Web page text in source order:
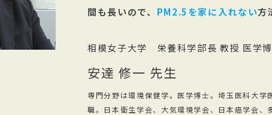
間も長いので、 PM2.5を家に入れない方
相模女子大学 栄養科学部長 教授 医学
安達 修一 先生
専門分野は環境保健学。医学博士。埼玉医科大
職。日本衛生学会、大気環境学会、日本癌学会